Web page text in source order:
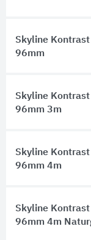
Skyline
96mm
Skyline
96mm 3m
Skyline
96mm 4m
Skyline
96mm 4m